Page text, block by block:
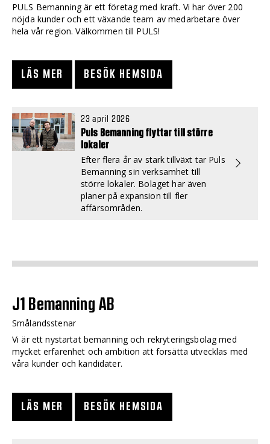
PULS Bemanning är ett företag med kraft. Vi har över 200
nöjda kunder och ett växande team av medarbetare över
hela vår region. Välkommen till PULS!
LÄS MER BESÖK HEMSIDA
23 april 2026
Puls Bemanning flyttar till större
lokaler
Efter flera år av stark tillväxt tar Puls
Bemanning sin verksamhet till
större lokaler. Bolaget har även
planer på expansion till fler
affärsområden.
J1 Bemanning AB
Smålandsstenar
Vi är ett nystartat bemanning och rekryteringsbolag med
mycket erfarenhet och ambition att forsätta utvecklas med
våra kunder och kandidater.
LÄS MER BESÖK HEMSIDA